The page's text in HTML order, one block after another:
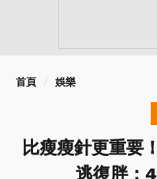
首頁 娛樂
比瘦瘦針更重要
逃復胖：